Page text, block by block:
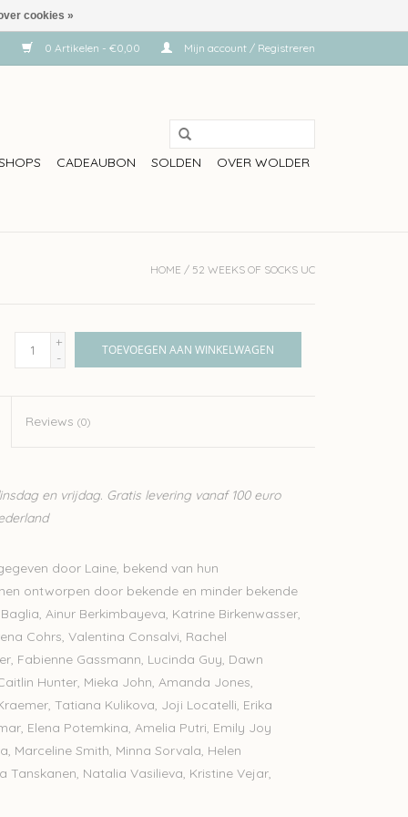
0 Artikelen - €0,00 Mijn account / Registreren
CADEAUBON SOLDEN OVER WOLDER
HOME / 52 WEEKS OF SOCKS UC
+
-
TOEVOEGEN AAN WINKELWAGEN
Reviews(0)
en vrijdag. Gratis levering vanaf 100 euro
door Laine, bekend van hun
ontworpen door bekende en minder bekende
Ainur Berkimbayeva, Katrine Birkenwasser,
Cohrs, Valentina Consalvi, Rachel
Fabienne Gassmann, Lucinda Guy, Dawn
Hunter, Mieka John, Amanda Jones,
Tatiana Kulikova, Joji Locatelli, Erika
Elena Potemkina, Amelia Putri, Emily Joy
Marceline Smith, Minna Sorvala, Helen
Tanskanen, Natalia Vasilieva, Kristine Vejar,
cookies »